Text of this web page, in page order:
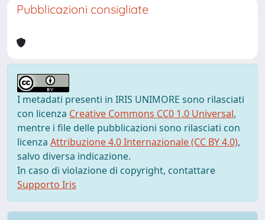
Pubblicazioni consigliate
I metadati presenti in IRIS UNIMORE sono rilasciati
con licenza Creative Commons CC0 1.0 Universal,
mentre i file delle pubblicazioni sono rilasciati con
licenza Attribuzione 4.0 Internazionale (CC BY 4.0),
salvo diversa indicazione.
In caso di violazione di copyright, contattare
Supporto Iris